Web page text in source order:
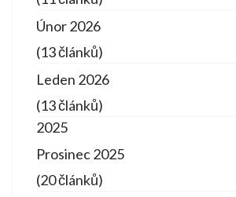
Únor 2026
(13 článků)
Leden 2026
(13 článků)
2025
Prosinec 2025
(20 článků)